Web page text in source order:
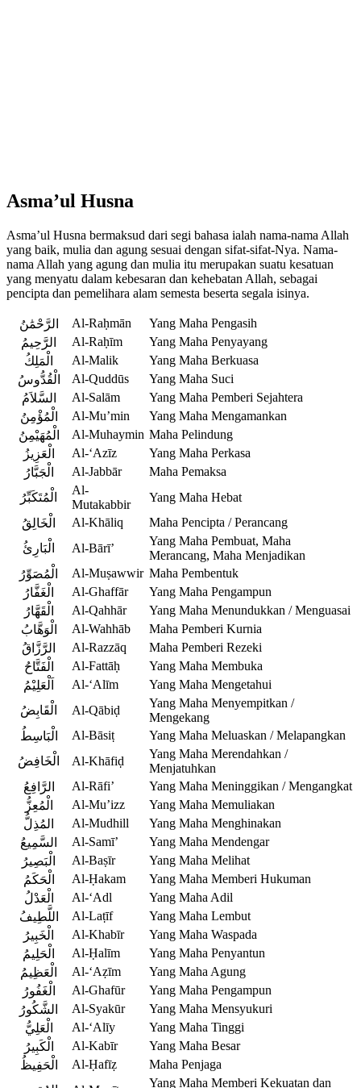
Asma’ul Husna
Asma’ul Husna bermaksud dari segi bahasa ialah nama-nama Allah
yang baik, mulia dan agung sesuai dengan sifat-sifat-Nya. Nama-
nama Allah yang agung dan mulia itu merupakan suatu kesatuan
yang menyatu dalam kebesaran dan kehebatan Allah, sebagai
pencipta dan pemelihara alam semesta beserta segala isinya.
الرَّحْمَٰنُ Al-Raḥmān
Yang Maha Pengasih
الرَّحِيمُ
Al-Raḥīm
Yang Maha Penyayang
الْمَلِكُ
Al-Malik
Yang Maha Berkuasa
الْقُدُّوسُ
Al-Quddūs
Yang Maha Suci
السَّلاَمُ
Al-Salām
Yang Maha Pemberi Sejahtera
الْمُؤْمِنُ
Al-Mu’min
Yang Maha Mengamankan
الْمُهَيْمِنُ
Al-Muhaymin Maha Pelindung
الْعَزِيزُ
Al-‘Azīz
Yang Maha Perkasa
الْجَبَّارُ
Al-Jabbār
Maha Pemaksa
الْمُتَكَبِّرُ
Al-
Mutakabbir
Yang Maha Hebat
الْخَالِقُ
Al-Khāliq
Maha Pencipta / Perancang
الْبَارِئُ
Al-Bārī’
Yang Maha Pembuat, Maha
Merancang, Maha Menjadikan
الْمُصَوِّرُ
Al-Muṣawwir Maha Pembentuk
الْغَفَّارُ
Al-Ghaffār
Yang Maha Pengampun
الْقَهَّارُ
Al-Qahhār
Yang Maha Menundukkan / Menguasai
الْوَهَّابُ
Al-Wahhāb
Maha Pemberi Kurnia
الرَّزَّاقُ
Al-Razzāq
Maha Pemberi Rezeki
الْفَتَّاحُ
Al-Fattāḥ
Yang Maha Membuka
اَلْعَلِيْمُ
Al-‘Alīm
Yang Maha Mengetahui
الْقَابِضُ
Al-Qābiḍ
Yang Maha Menyempitkan /
Mengekang
الْبَاسِطُ
Al-Bāsiṭ
Yang Maha Meluaskan / Melapangkan
الْخَافِضُ
Al-Khāfiḍ
Yang Maha Merendahkan /
Menjatuhkan
الرَّافِعُ
Al-Rāfi’
Yang Maha Meninggikan / Mengangkat
الْمُعِزُّ
Al-Mu’izz
Yang Maha Memuliakan
المُذِلُّ
Al-Mudhill
Yang Maha Menghinakan
السَّمِيعُ
Al-Samī’
Yang Maha Mendengar
الْبَصِيرُ
Al-Baṣīr
Yang Maha Melihat
الْحَكَمُ
Al-Ḥakam
Yang Maha Memberi Hukuman
الْعَدْلُ
Al-‘Adl
Yang Maha Adil
اللَّطِيفُ
Al-Laṭīf
Yang Maha Lembut
الْخَبِيرُ
Al-Khabīr
Yang Maha Waspada
الْحَلِيمُ
Al-Ḥalīm
Yang Maha Penyantun
الْعَظِيمُ
Al-‘Aẓīm
Yang Maha Agung
الْغَفُورُ
Al-Ghafūr
Yang Maha Pengampun
الشَّكُورُ
Al-Syakūr
Yang Maha Mensyukuri
الْعَلِيُّ
Al-‘Alīy
Yang Maha Tinggi
الْكَبِيرُ
Al-Kabīr
Yang Maha Besar
الْحَفِيظُ
Al-Ḥafīẓ
Maha Penjaga
Yang Maha Memberi Kekuatan dan